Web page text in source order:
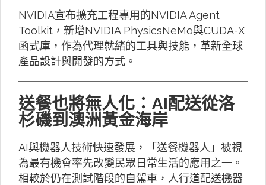
NVIDIA宣布擴充工程專用的NVIDIA Agent
Toolkit，新增NVIDIA PhysicsNeMo與CUDA-X
函式庫，作為代理就緒的工具與技能，革新全球
產品設計與開發的方式。
送餐也將無人化：AI配送從洛
杉磯到澳洲黃金海岸
AI與機器人技術快速發展，「送餐機器人」被視
為最有機會率先改變民眾日常生活的應用之一。
相較於仍在測試階段的自駕車，人行道配送機器